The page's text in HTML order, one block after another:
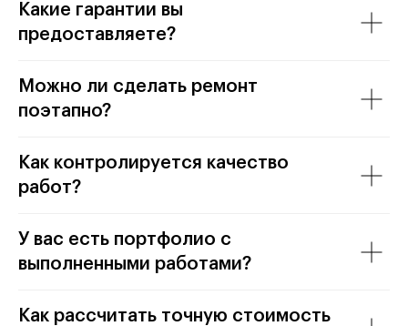
Какие гарантии вы
предоставляете?
Можно ли сделать ремонт
поэтапно?
Как контролируется качество
работ?
У вас есть портфолио с
выполненными работами?
Как рассчитать точную стоимость